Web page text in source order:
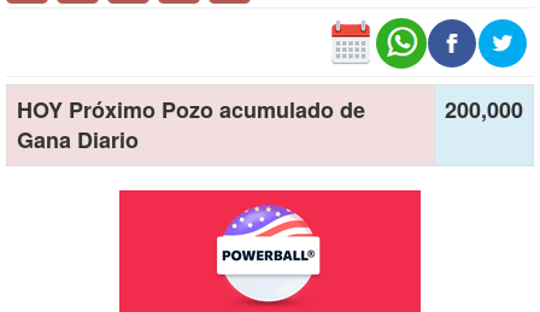
HOY Próximo Pozo acumulado de
Gana Diario
200,000